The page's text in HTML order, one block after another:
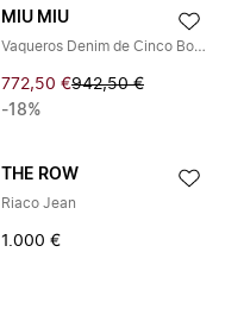
MIU MIU
Vaqueros Denim de Cinco Bolsillos
772,50 €942,50 €
-18%
THE ROW
Riaco Jean
1.000 €